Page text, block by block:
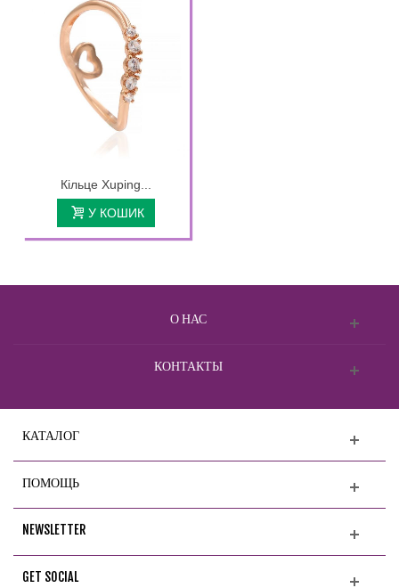
Кільце Xuping...
У КОШИК
О НАС
КОНТАКТЫ
КАТАЛОГ
ПОМОЩЬ
NEWSLETTER
GET SOCIAL